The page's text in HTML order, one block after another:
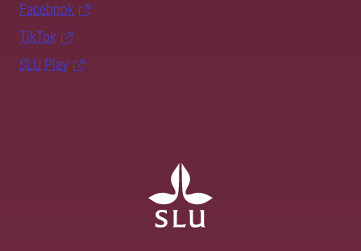
Facebook
TikTok
SLU Play